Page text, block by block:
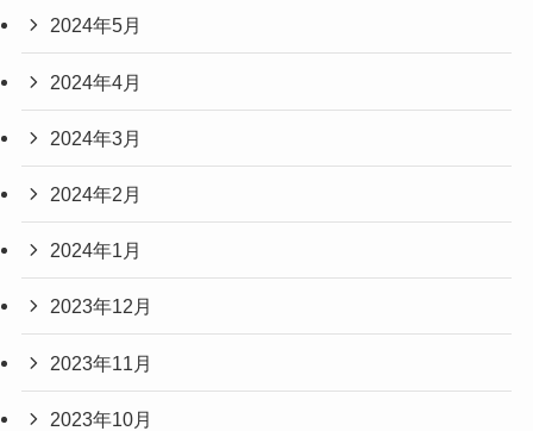
2024年5月
2024年4月
2024年3月
2024年2月
2024年1月
2023年12月
2023年11月
2023年10月